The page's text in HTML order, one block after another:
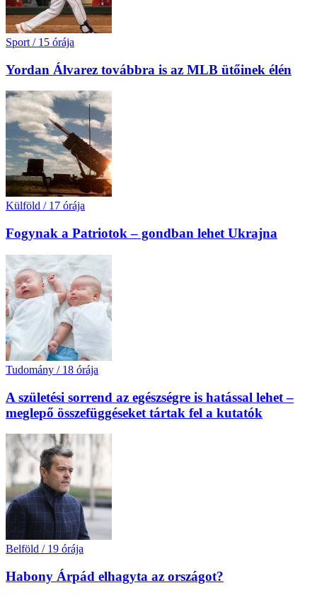
Sport / 15 órája
Yordan Álvarez továbbra is az MLB ütőinek élén
Külföld / 17 órája
Fogynak a Patriotok – gondban lehet Ukrajna
Tudomány / 18 órája
A születési sorrend az egészségre is hatással lehet –
meglepő összefüggéseket tártak fel a kutatók
Belföld / 19 órája
Habony Árpád elhagyta az országot?